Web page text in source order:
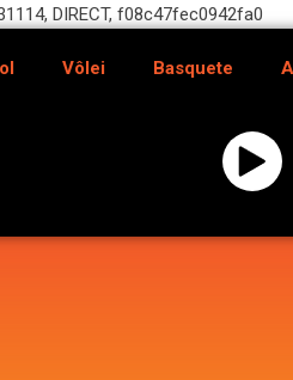
DIRECT, f08c47fec0942fa0
Vôlei Basquete